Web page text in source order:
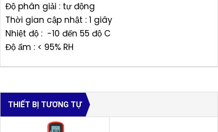
Độ phân giải : tự động
Thời gian cập nhật : 1 giây
Nhiệt độ : -10 đến 55 độ C
Độ ẩm : < 95% RH
THIẾT BỊ TƯƠNG TỰ